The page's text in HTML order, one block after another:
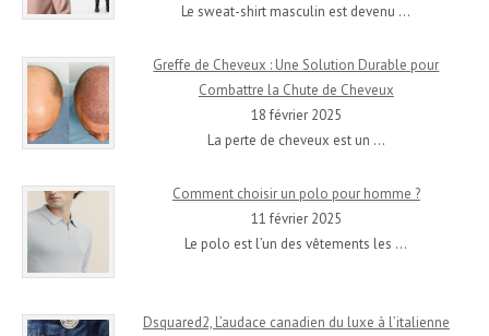
Le sweat-shirt masculin est devenu …
Greffe de Cheveux : Une Solution Durable pour
Combattre la Chute de Cheveux
18 février 2025
La perte de cheveux est un …
Comment choisir un polo pour homme ?
11 février 2025
Le polo est l’un des vêtements les …
Dsquared2, L’audace canadien du luxe à l’italienne